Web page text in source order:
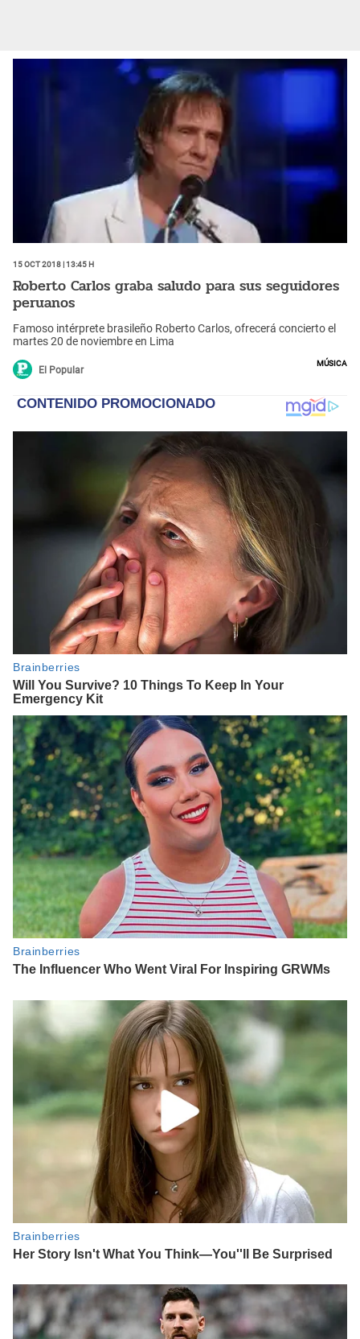
15 Oct 2018 | 13:45 h
Roberto Carlos graba saludo para sus seguidores
peruanos
Famoso intérprete brasileño Roberto Carlos, ofrecerá concierto el
martes 20 de noviembre en Lima
El Popular
Música